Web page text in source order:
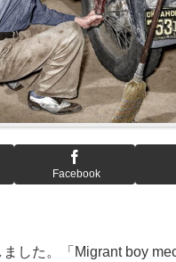
Facebook
した。「Migrant boy